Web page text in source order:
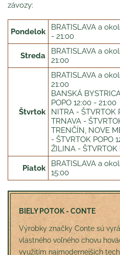
závozy:
Pondelok
BRATISLAVA a
- 21:00
Streda
BRATISLAVA a
21:00
Štvrtok
BRATISLAVA a
21:00
BANSKÁ
POPO 12:00 - 21:00
NITRA - ŠTVRTOK
TRNAVA -
TRENČÍN, NOVE
- ŠTVRTOK POPO
ŽILINA - ŠTVRTOK
Piatok
BRATISLAVA a
15:00
BIELY POTOK - CONTE
Výrobky značky Conte sú
vlastného voľného chovu
využitím najmodernejších